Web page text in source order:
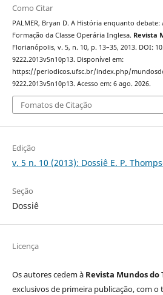
Como Citar
PALMER, Bryan D. A História enquanto
Formação da Classe Operária Inglesa. Revista
Florianópolis, v. 5, n. 10, p. 13–35, 2013. DOI:
9222.2013v5n10p13. Disponível em:
https://periodicos.ufsc.br/index.php/
9222.2013v5n10p13. Acesso em: 6 ago. 2026.
Fomatos de Citação
Edição
v. 5 n. 10 (2013): Dossiê E. P.
Seção
Dossiê
Licença
Os autores cedem à Revista Mundos do
exclusivos de primeira publicação, com